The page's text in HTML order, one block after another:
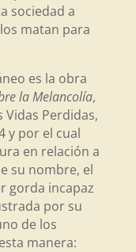
sociedad a
matan para
es la obra
la Melancolía,
Vidas Perdidas,
y por el cual
en relación a
su nombre, el
gorda incapaz
por su
de los
manera: